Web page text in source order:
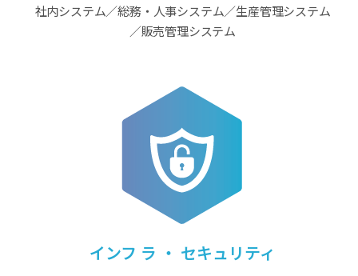
社内システム／総務・人事システム／生産管理システム
／販売管理システム
インフ ラ ・ セキュリティ